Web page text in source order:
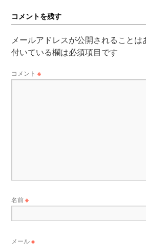
コメントを残す
メールアドレスが公開されることは
付いている欄は必須項目です
コメント※
名前※
メール※